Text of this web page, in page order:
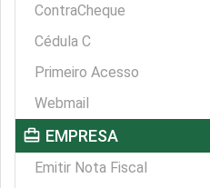
ContraCheque
Cédula C
Primeiro Acesso
Webmail
card_travel EMPRESA
Emitir Nota Fiscal